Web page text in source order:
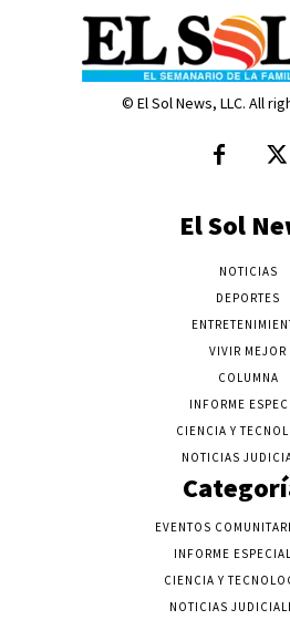
© El Sol News, LLC. All
El Sol
NOTICIAS
DEPORTES
VIVIR MEJOR
COLUMNA
INFORME
CIENCIA Y
NOTICIAS
EVENTOS
INFORME ESPECIAL
CIENCIA Y
NOTICIAS